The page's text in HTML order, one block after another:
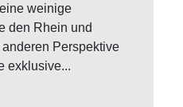
weinige
den Rhein und
Perspektive
exklusive...